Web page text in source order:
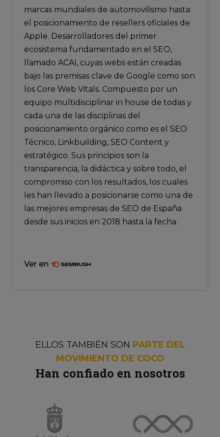
marcas mundiales de automovilismo hasta
el posicionamiento de resellers oficiales de
Apple. Desarrolladores del primer
ecosistema fundamentado en el SEO,
llamado ACAI, cuyas webs están creadas
bajo las premisas clave de Google como son
los Core Web Vitals. Compuesto por un
equipo multidisciplinar in house de todas y
cada una de las disciplinas del
posicionamiento orgánico como es el SEO
Técnico, Linkbuilding, SEO Content y
estratégico. Sus principios son la
transparencia, la didáctica y sobre todo, el
compromiso con los resultados, los cuales
les han llevado a posicionarse como una de
las mejores empresas de SEO de España
desde sus inicios en 2018 hasta la fecha.
Ver en
ELLOS TAMBIÉN SON PARTE DEL
MOVIMIENTO DE COCO
Han confiado en nosotros